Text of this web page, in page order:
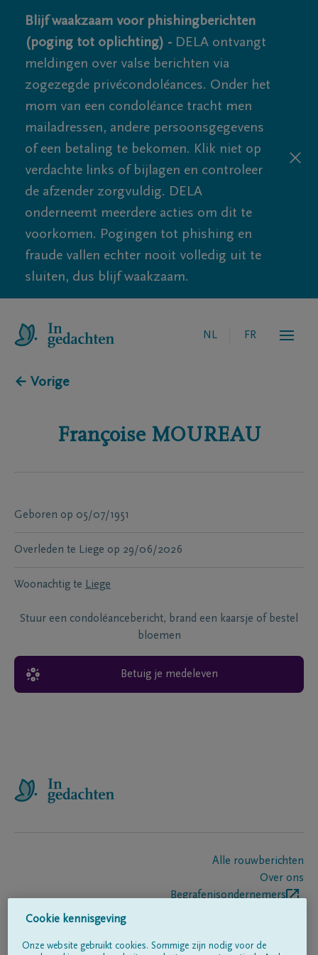
Blijf waakzaam voor phishingberichten
(poging tot oplichting) - DELA ontvangt
meldingen over valse berichten via
zogezegde privécondoléances. Onder het
mom van een condoléance tracht men
mailadressen, andere persoonsgegevens
of een betaling te bekomen. Klik niet op
verdachte links of bijlagen en controleer
de afzender zorgvuldig. DELA
onderneemt meerdere acties om dit te
voorkomen. Pogingen tot phishing en
fraude vallen echter nooit volledig uit te
sluiten, dus blijf waakzaam.
NL FR
← Vorige
Françoise MOUREAU
Geboren op 05/07/1951
Overleden te Liege op 29/06/2026
Woonachtig te Liege
Stuur een condoléancebericht, brand een kaarsje of bestel
bloemen
Betuig je medeleven
Alle rouwberichten
Over ons
Begrafenisondernemers
Cookie kennisgeving
Onze website gebruikt cookies. Sommige zijn nodig voor de